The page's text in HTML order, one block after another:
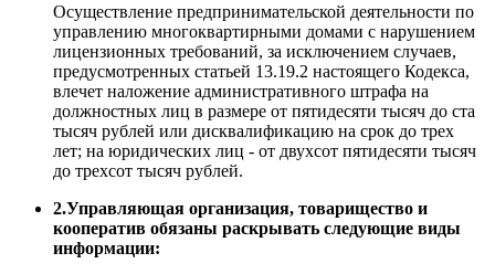
Осуществление предпринимательской деятельности по
управлению многоквартирными домами с нарушением
лицензионных требований, за исключением случаев,
предусмотренных статьей 13.19.2 настоящего Кодекса,
влечет наложение административного штрафа на
должностных лиц в размере от пятидесяти тысяч до ста
тысяч рублей или дисквалификацию на срок до трех
лет; на юридических лиц - от двухсот пятидесяти тысяч
до трехсот тысяч рублей.
2.Управляющая организация, товарищество и
кооператив обязаны раскрывать следующие виды
информации: